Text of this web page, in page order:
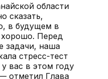
области
сказать,
в будущем в
хорошо. Перед
задачи, наша
стресс-тест
вас в этом году
отметил Глава